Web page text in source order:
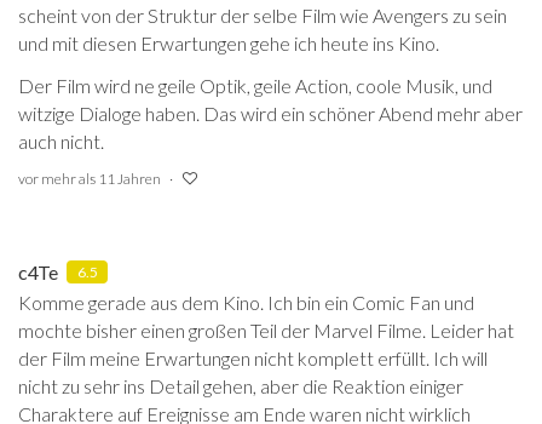
scheint von der Struktur der selbe Film wie Avengers zu sein
und mit diesen Erwartungen gehe ich heute ins Kino.
Der Film wird ne geile Optik, geile Action, coole Musik, und
witzige Dialoge haben. Das wird ein schöner Abend mehr aber
auch nicht.
vor mehr als 11 Jahren
c4Te 6.5
Komme gerade aus dem Kino. Ich bin ein Comic Fan und
mochte bisher einen großen Teil der Marvel Filme. Leider hat
der Film meine Erwartungen nicht komplett erfüllt. Ich will
nicht zu sehr ins Detail gehen, aber die Reaktion einiger
Charaktere auf Ereignisse am Ende waren nicht wirklich